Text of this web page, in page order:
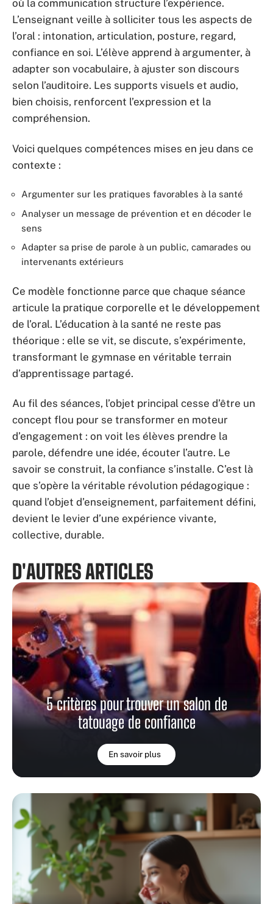
où la communication structure l’expérience.
L’enseignant veille à solliciter tous les aspects de
l’oral : intonation, articulation, posture, regard,
confiance en soi. L’élève apprend à argumenter, à
adapter son vocabulaire, à ajuster son discours
selon l’auditoire. Les supports visuels et audio,
bien choisis, renforcent l’expression et la
compréhension.
Voici quelques compétences mises en jeu dans ce
contexte :
Argumenter sur les pratiques favorables à la santé
Analyser un message de prévention et en décoder le
sens
Adapter sa prise de parole à un public, camarades ou
intervenants extérieurs
Ce modèle fonctionne parce que chaque séance
articule la pratique corporelle et le développement
de l’oral. L’éducation à la santé ne reste pas
théorique : elle se vit, se discute, s’expérimente,
transformant le gymnase en véritable terrain
d’apprentissage partagé.
Au fil des séances, l’objet principal cesse d’être un
concept flou pour se transformer en moteur
d’engagement : on voit les élèves prendre la
parole, défendre une idée, écouter l’autre. Le
savoir se construit, la confiance s’installe. C’est là
que s’opère la véritable révolution pédagogique :
quand l’objet d’enseignement, parfaitement défini,
devient le levier d’une expérience vivante,
collective, durable.
D'AUTRES ARTICLES
5 critères pour trouver un salon de
tatouage de confiance
En savoir plus